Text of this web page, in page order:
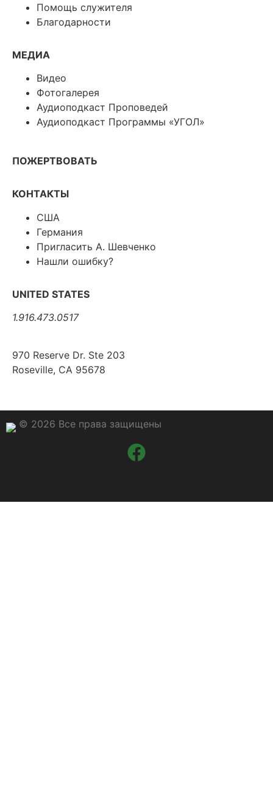
Помощь служителя
Благодарности
МЕДИА
Видео
Фотогалерея
Аудиоподкаст Проповедей
Аудиоподкаст Программы «УГОЛ»
ПОЖЕРТВОВАТЬ
КОНТАКТЫ
США
Германия
Пригласить А. Шевченко
Нашли ошибку?
UNITED STATES
1.916.473.0517
970 Reserve Dr. Ste 203
Roseville, CA 95678
© 2026 Все права защищены